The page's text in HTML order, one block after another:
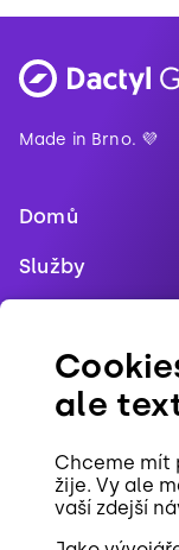
ale
Chceme mít
žije. Vy ale
vaší zdejší
Made in Brno. 💜
Domů
Služby
Reference
Pracovní pozice
Kontakt
Cookies